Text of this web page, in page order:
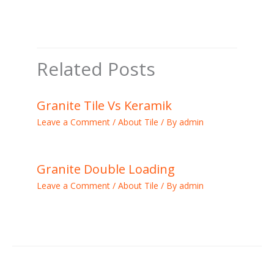
Related Posts
Granite Tile Vs Keramik
Leave a Comment / About Tile / By admin
Granite Double Loading
Leave a Comment / About Tile / By admin